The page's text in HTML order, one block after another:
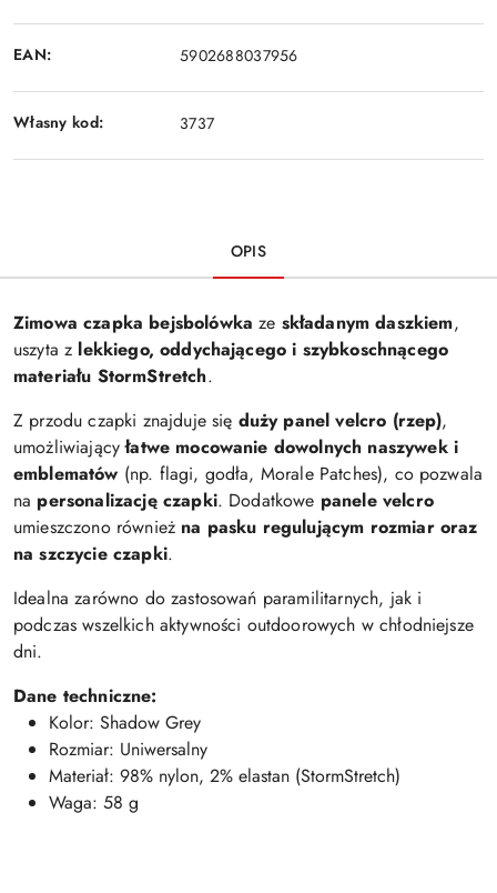
EAN: 5902688037956
Własny kod: 3737
OPIS
Zimowa czapka bejsbolówka ze składanym daszkiem,
uszyta z lekkiego, oddychającego i szybkoschnącego
materiału StormStretch.
Z przodu czapki znajduje się duży panel velcro (rzep),
umożliwiającyłatwe mocowanie dowolnych naszywek i
emblematów (np. flagi, godła, Morale Patches), co pozwala
na personalizację czapki. Dodatkowe panele velcro
umieszczono również na pasku regulującym rozmiar oraz
na szczycie czapki.
Idealna zarówno do zastosowań paramilitarnych, jak i
podczas wszelkich aktywności outdoorowych w chłodniejsze
dni.
Dane techniczne:
Kolor: Shadow Grey
Rozmiar: Uniwersalny
Materiał: 98% nylon, 2% elastan (StormStretch)
Waga: 58 g